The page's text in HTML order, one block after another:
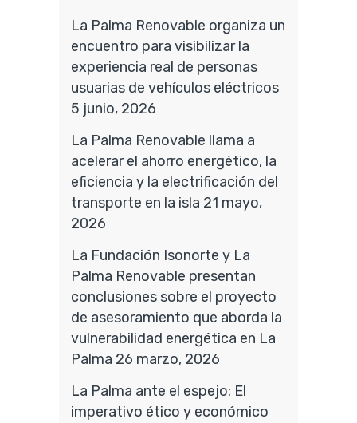
La Palma Renovable organiza un
encuentro para visibilizar la
experiencia real de personas
usuarias de vehículos eléctricos
5 junio, 2026
La Palma Renovable llama a
acelerar el ahorro energético, la
eficiencia y la electrificación del
transporte en la isla 21 mayo,
2026
La Fundación Isonorte y La
Palma Renovable presentan
conclusiones sobre el proyecto
de asesoramiento que aborda la
vulnerabilidad energética en La
Palma 26 marzo, 2026
La Palma ante el espejo: El
imperativo ético y económico